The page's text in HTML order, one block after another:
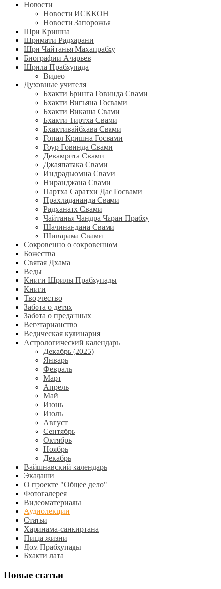
Новости
Новости ИСККОН
Новости Запорожья
Шри Кришна
Шримати Радхарани
Шри Чайтанья Махапрабху
Биографии Ачарьев
Шрила Прабхупада
Видео
Духовные учителя
Бхакти Бринга Говинда Свами
Бхакти Вигьяна Госвами
Бхакти Викаша Свами
Бхакти Тиртха Свами
Бхактивайбхава Свами
Гопал Кришна Госвами
Гоур Говинда Свами
Девамрита Свами
Джаяпатака Свами
Индрадьюмна Свами
Ниранджана Свами
Партха Саратхи Дас Госвами
Прахладананда Свами
Радханатх Свами
Чайтанья Чандра Чаран Прабху
Шачинандана Свами
Шиварама Свами
Сокровенно о сокровенном
Божества
Святая Дхама
Веды
Книги Шрилы Прабхупады
Книги
Творчество
Забота о детях
Забота о преданных
Вегетарианство
Ведическая кулинария
Астрологический календарь
Декабрь (2025)
Январь
Февраль
Март
Апрель
Май
Июнь
Июль
Август
Сентябрь
Октябрь
Ноябрь
Декабрь
Вайшнавский календарь
Экадаши
О проекте "Общее дело"
Фотогалерея
Видеоматериалы
Аудиолекции
Статьи
Харинама-санкиртана
Пища жизни
Дом Прабхупады
Бхакти лата
Новые статьи